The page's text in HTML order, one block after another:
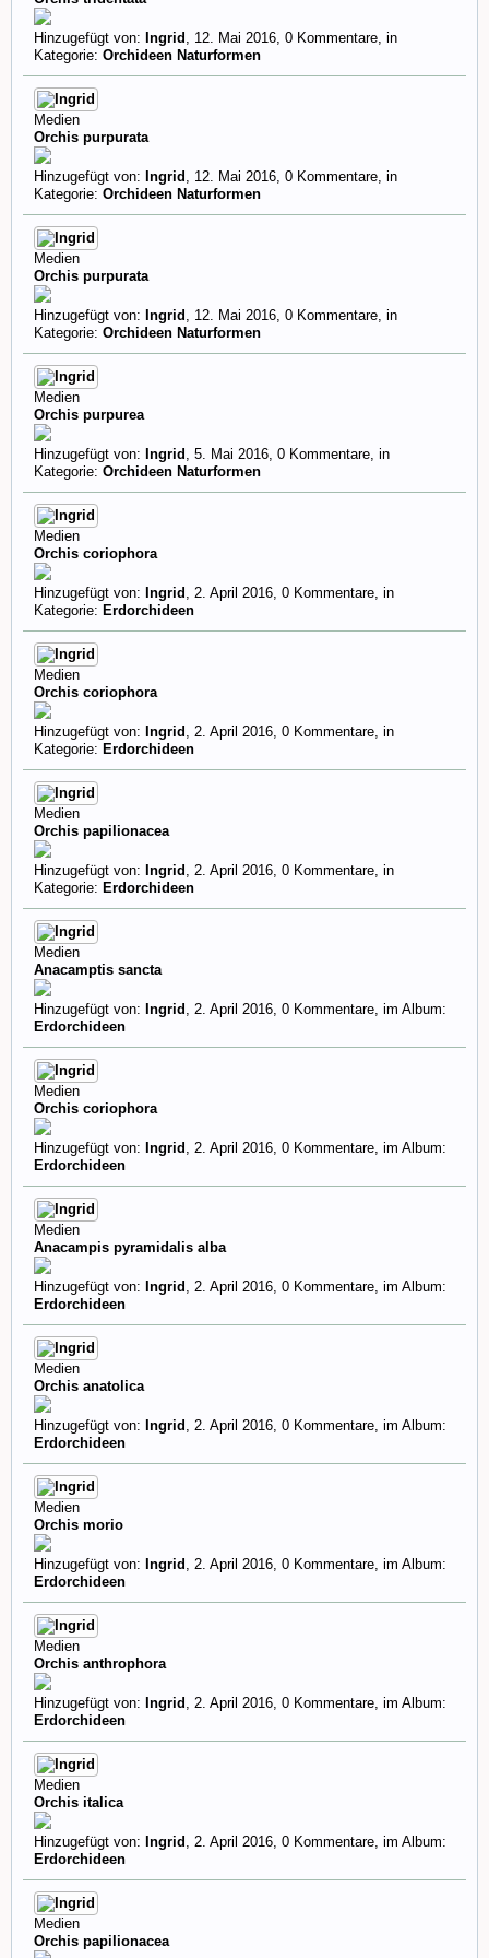
Hinzugefügt von: Ingrid , 12. Mai 2016, 0 Kommentare, in
Kategorie: Orchideen Naturformen
Medien
Orchis purpurata
Hinzugefügt von: Ingrid , 12. Mai 2016, 0 Kommentare, in
Kategorie: Orchideen Naturformen
Medien
Orchis purpurata
Hinzugefügt von: Ingrid , 12. Mai 2016, 0 Kommentare, in
Kategorie: Orchideen Naturformen
Medien
Orchis purpurea
Hinzugefügt von: Ingrid , 5. Mai 2016, 0 Kommentare, in
Kategorie: Orchideen Naturformen
Medien
Orchis coriophora
Hinzugefügt von: Ingrid , 2. April 2016, 0 Kommentare, in
Kategorie: Erdorchideen
Medien
Orchis coriophora
Hinzugefügt von: Ingrid , 2. April 2016, 0 Kommentare, in
Kategorie: Erdorchideen
Medien
Orchis papilionacea
Hinzugefügt von: Ingrid , 2. April 2016, 0 Kommentare, in
Kategorie: Erdorchideen
Medien
Anacamptis sancta
Hinzugefügt von: Ingrid , 2. April 2016, 0 Kommentare, im Album:
Erdorchideen
Medien
Orchis coriophora
Hinzugefügt von: Ingrid , 2. April 2016, 0 Kommentare, im Album:
Erdorchideen
Medien
Anacampis pyramidalis alba
Hinzugefügt von: Ingrid , 2. April 2016, 0 Kommentare, im Album:
Erdorchideen
Medien
Orchis anatolica
Hinzugefügt von: Ingrid , 2. April 2016, 0 Kommentare, im Album:
Erdorchideen
Medien
Orchis morio
Hinzugefügt von: Ingrid , 2. April 2016, 0 Kommentare, im Album:
Erdorchideen
Medien
Orchis anthrophora
Hinzugefügt von: Ingrid , 2. April 2016, 0 Kommentare, im Album:
Erdorchideen
Medien
Orchis italica
Hinzugefügt von: Ingrid , 2. April 2016, 0 Kommentare, im Album:
Erdorchideen
Medien
Orchis papilionacea